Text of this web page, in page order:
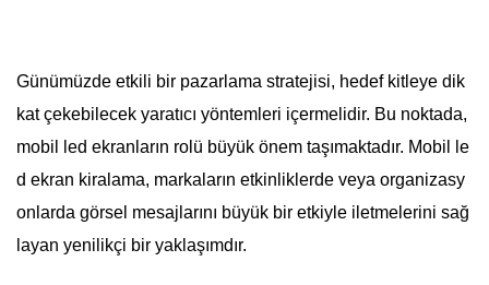
Günümüzde etkili bir pazarlama stratejisi, hedef kitleye dik
kat çekebilecek yaratıcı yöntemleri içermelidir. Bu noktada,
mobil led ekranların rolü büyük önem taşımaktadır. Mobil le
d ekran kiralama, markaların etkinliklerde veya organizasy
onlarda görsel mesajlarını büyük bir etkiyle iletmelerini sağ
layan yenilikçi bir yaklaşımdır.